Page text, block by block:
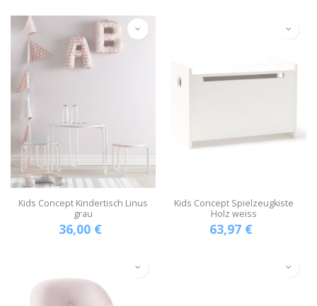
Kids Concept Kindertisch Linus
grau
36,00 €
Kids Concept Spielzeugkiste
Holz weiss
63,97 €